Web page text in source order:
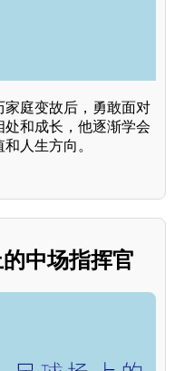
家庭变故后，勇敢面对
和成长，他逐渐学会
人生方向。
中场指挥官